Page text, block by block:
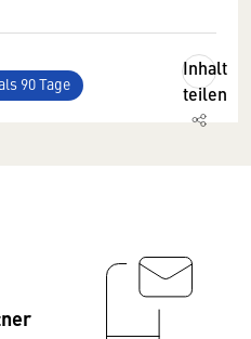
90 Tage
Inhalt
teilen